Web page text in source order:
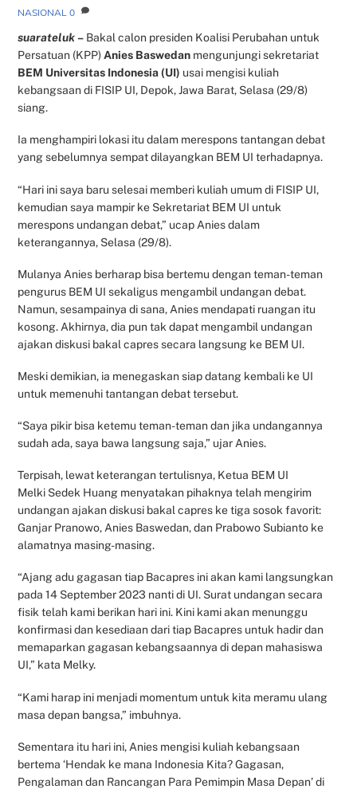
NASIONAL 0
suarateluk– Bakal calon presiden Koalisi Perubahan untuk
Persatuan (KPP) Anies Baswedan mengunjungi sekretariat
BEM Universitas Indonesia (UI) usai mengisi kuliah
kebangsaan di FISIP UI, Depok, Jawa Barat, Selasa (29/8)
siang.
Ia menghampiri lokasi itu dalam merespons tantangan debat
yang sebelumnya sempat dilayangkan BEM UI terhadapnya.
“Hari ini saya baru selesai memberi kuliah umum di FISIP UI,
kemudian saya mampir ke Sekretariat BEM UI untuk
merespons undangan debat,” ucap Anies dalam
keterangannya, Selasa (29/8).
Mulanya Anies berharap bisa bertemu dengan teman-teman
pengurus BEM UI sekaligus mengambil undangan debat.
Namun, sesampainya di sana, Anies mendapati ruangan itu
kosong. Akhirnya, dia pun tak dapat mengambil undangan
ajakan diskusi bakal capres secara langsung ke BEM UI.
Meski demikian, ia menegaskan siap datang kembali ke UI
untuk memenuhi tantangan debat tersebut.
“Saya pikir bisa ketemu teman-teman dan jika undangannya
sudah ada, saya bawa langsung saja,” ujar Anies.
Terpisah, lewat keterangan tertulisnya, Ketua BEM UI
Melki Sedek Huang menyatakan pihaknya telah mengirim
undangan ajakan diskusi bakal capres ke tiga sosok favorit:
Ganjar Pranowo, Anies Baswedan, dan Prabowo Subianto ke
alamatnya masing-masing.
“Ajang adu gagasan tiap Bacapres ini akan kami langsungkan
pada 14 September 2023 nanti di UI. Surat undangan secara
fisik telah kami berikan hari ini. Kini kami akan menunggu
konfirmasi dan kesediaan dari tiap Bacapres untuk hadir dan
memaparkan gagasan kebangsaannya di depan mahasiswa
UI,” kata Melky.
“Kami harap ini menjadi momentum untuk kita meramu ulang
masa depan bangsa,” imbuhnya.
Sementara itu hari ini, Anies mengisi kuliah kebangsaan
bertema ‘Hendak ke mana Indonesia Kita? Gagasan,
Pengalaman dan Rancangan Para Pemimpin Masa Depan’ di